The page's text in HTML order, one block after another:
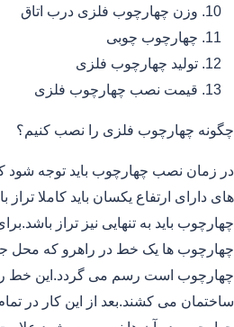
وزن چهارچوب فلزی درب اتاق
چهارچوب چوبی
تولید چهارچوب فلزی
قیمت نصب چهارچوب فلزی
چگونه چهارچوب فلزی را نصب کنیم؟
در زمان نصب چهارچوب باید توجه شود
های دارای ارتفاع یکسان باید کاملا تراز
چهارچوب باید به تنهایی نیز تراز
چهارچوب ها یک خط در راهرو که محل
چهارچوب است رسم می گردد.این خط
ساختمان می کشند.بعد از این کار در